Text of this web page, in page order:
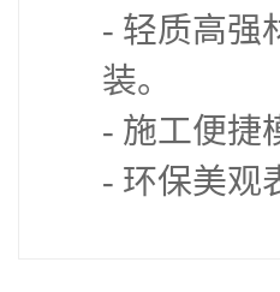
- 轻质高强
装。
- 施工便捷
- 环保美观